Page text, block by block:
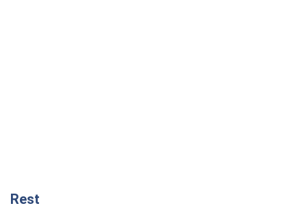
Rest